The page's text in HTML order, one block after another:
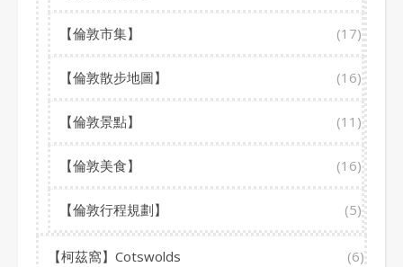
【倫敦市集】 (17)
【倫敦散步地圖】 (16)
【倫敦景點】 (11)
【倫敦美食】 (16)
【倫敦行程規劃】 (5)
【柯茲窩】Cotswolds (6)